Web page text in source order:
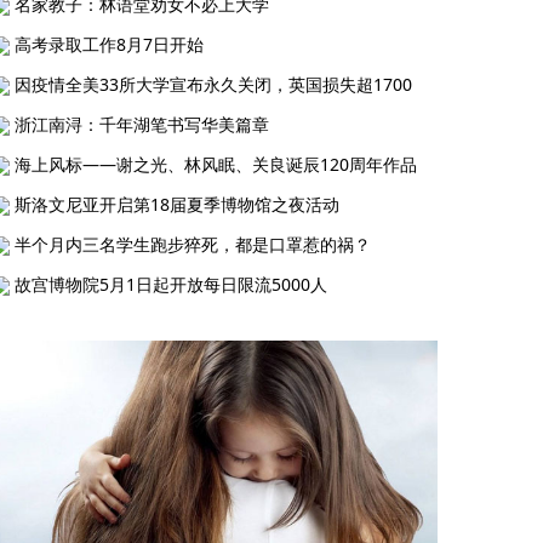
高考录取工作8月7日开始
因疫情全美33所大学宣布永久关闭，英国损失超1700
浙江南浔：千年湖笔书写华美篇章
海上风标——谢之光、林风眠、关良诞辰120周年作品
斯洛文尼亚开启第18届夏季博物馆之夜活动
半个月内三名学生跑步猝死，都是口罩惹的祸？
故宫博物院5月1日起开放每日限流5000人